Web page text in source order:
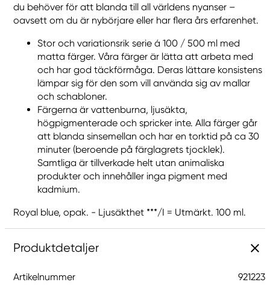
du behöver för att blanda till all världens nyanser –
oavsett om du är nybörjare eller har flera års erfarenhet.
Stor och variationsrik serie á 100 / 500 ml med
matta färger. Våra färger är lätta att arbeta med
och har god täckförmåga. Deras lättare konsistens
lämpar sig för den som vill använda sig av mallar
och schabloner.
Färgerna är vattenburna, ljusäkta,
högpigmenterade och spricker inte. Alla färger går
att blanda sinsemellan och har en torktid på ca 30
minuter (beroende på färglagrets tjocklek).
Samtliga är tillverkade helt utan animaliska
produkter och innehåller inga pigment med
kadmium.
Royal blue, opak. - Ljusäkthet ***/I = Utmärkt. 100 ml.
Produktdetaljer
Artikelnummer
921223